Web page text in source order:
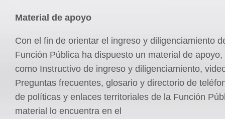
Material de apoyo
Con el fin de orientar el ingreso y diligenciamiento
Función Pública ha dispuesto un material de
como Instructivo de ingreso y diligenciamiento,
Preguntas frecuentes, glosario y directorio de
de políticas y enlaces territoriales de la Función
material lo encuentra en el